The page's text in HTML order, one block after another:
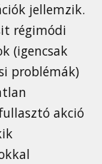
jellemzik.
régimódi
(igencsak
problémák)
akció